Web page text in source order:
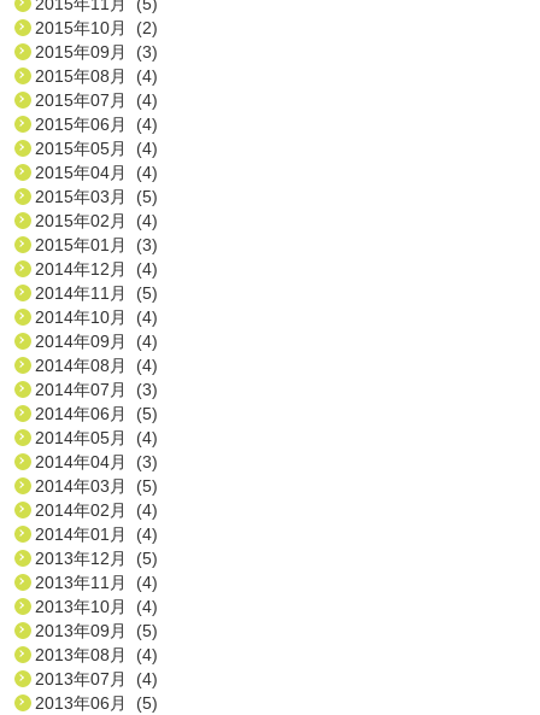
2015年10月 (2)
2015年09月 (3)
2015年08月 (4)
2015年07月 (4)
2015年06月 (4)
2015年05月 (4)
2015年04月 (4)
2015年03月 (5)
2015年02月 (4)
2015年01月 (3)
2014年12月 (4)
2014年11月 (5)
2014年10月 (4)
2014年09月 (4)
2014年08月 (4)
2014年07月 (3)
2014年06月 (5)
2014年05月 (4)
2014年04月 (3)
2014年03月 (5)
2014年02月 (4)
2014年01月 (4)
2013年12月 (5)
2013年11月 (4)
2013年10月 (4)
2013年09月 (5)
2013年08月 (4)
2013年07月 (4)
2013年06月 (5)